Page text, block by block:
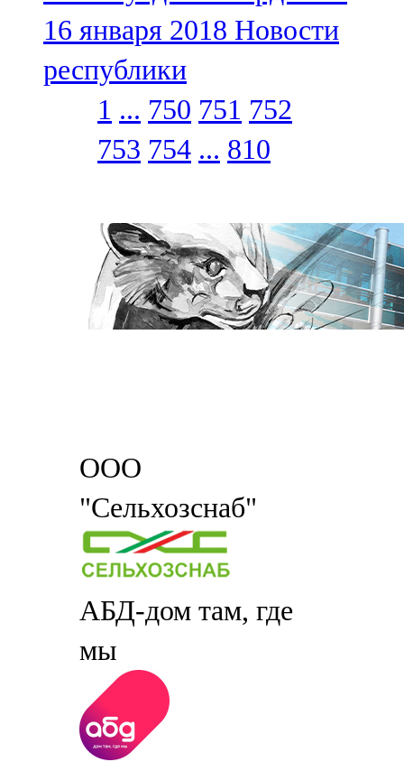
16 января 2018 Новости
республики
1 ... 750 751 752
753 754 ... 810
ООО
"Сельхозснаб"
АБД-дом там, где
мы